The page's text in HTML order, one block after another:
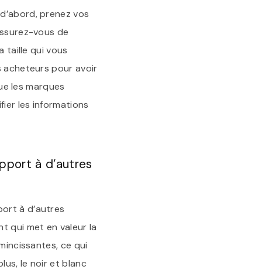
prenez vos
vous de
taille qui vous
acheteurs pour avoir
les marques
les informations
à d’autres
à d’autres
qui met en valeur la
ce qui
le noir et blanc